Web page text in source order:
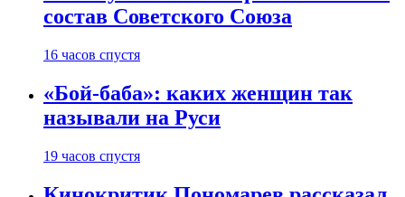
состав Советского Союза
16 часов спустя
«Бой-баба»: каких женщин так
называли на Руси
19 часов спустя